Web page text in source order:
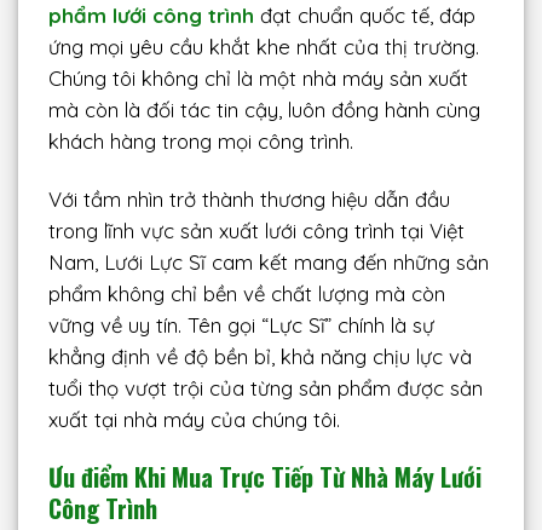
phẩm lưới công trình đạt chuẩn quốc tế, đáp
ứng mọi yêu cầu khắt khe nhất của thị trường.
Chúng tôi không chỉ là một nhà máy sản xuất
mà còn là đối tác tin cậy, luôn đồng hành cùng
khách hàng trong mọi công trình.
Với tầm nhìn trở thành thương hiệu dẫn đầu
trong lĩnh vực sản xuất lưới công trình tại Việt
Nam, Lưới Lực Sĩ cam kết mang đến những sản
phẩm không chỉ bền về chất lượng mà còn
vững về uy tín. Tên gọi “Lực Sĩ” chính là sự
khẳng định về độ bền bỉ, khả năng chịu lực và
tuổi thọ vượt trội của từng sản phẩm được sản
xuất tại nhà máy của chúng tôi.
Ưu điểm Khi Mua Trực Tiếp Từ Nhà Máy Lưới
Công Trình